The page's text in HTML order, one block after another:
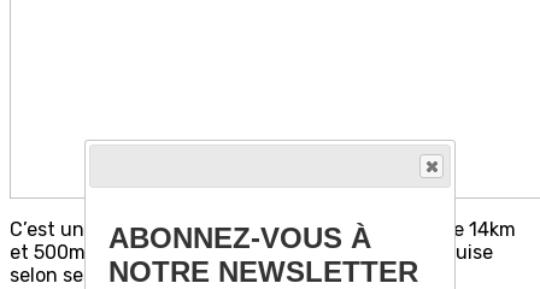
C’est une belle boucle agréable en toute saison de 14km
et 500m de dénivelé que l’on peut moduler à sa guise
selon ses envies.
ABONNEZ-VOUS À
NOTRE NEWSLETTER